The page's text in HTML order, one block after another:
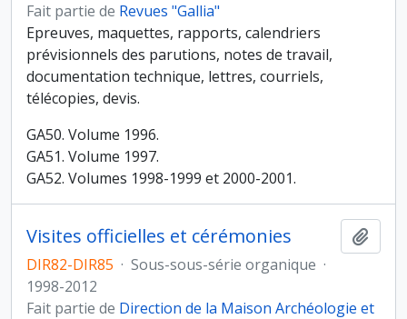
Fait partie de Revues "Gallia"
Epreuves, maquettes, rapports, calendriers
prévisionnels des parutions, notes de travail,
documentation technique, lettres, courriels,
télécopies, devis.
GA50. Volume 1996.
GA51. Volume 1997.
GA52. Volumes 1998-1999 et 2000-2001.
Visites officielles et cérémonies
DIR82-DIR85 · Sous-sous-série organique ·
1998-2012
Fait partie de Direction de la Maison Archéologie et